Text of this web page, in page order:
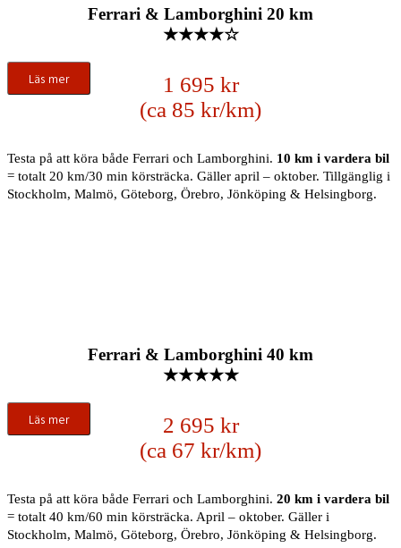
Ferrari & Lamborghini 20 km
★★★★☆
Läs mer
1 695 kr
(ca 85 kr/km)
Testa på att köra både Ferrari och Lamborghini. 10 km i vardera bil
= totalt 20 km/30 min körsträcka. Gäller april – oktober. Tillgänglig i
Stockholm, Malmö, Göteborg, Örebro, Jönköping & Helsingborg.
Ferrari & Lamborghini 40 km
★★★★★
Läs mer
2 695 kr
(ca 67 kr/km)
Testa på att köra både Ferrari och Lamborghini. 20 km i vardera bil
= totalt 40 km/60 min körsträcka. April – oktober. Gäller i
Stockholm, Malmö, Göteborg, Örebro, Jönköping & Helsingborg.